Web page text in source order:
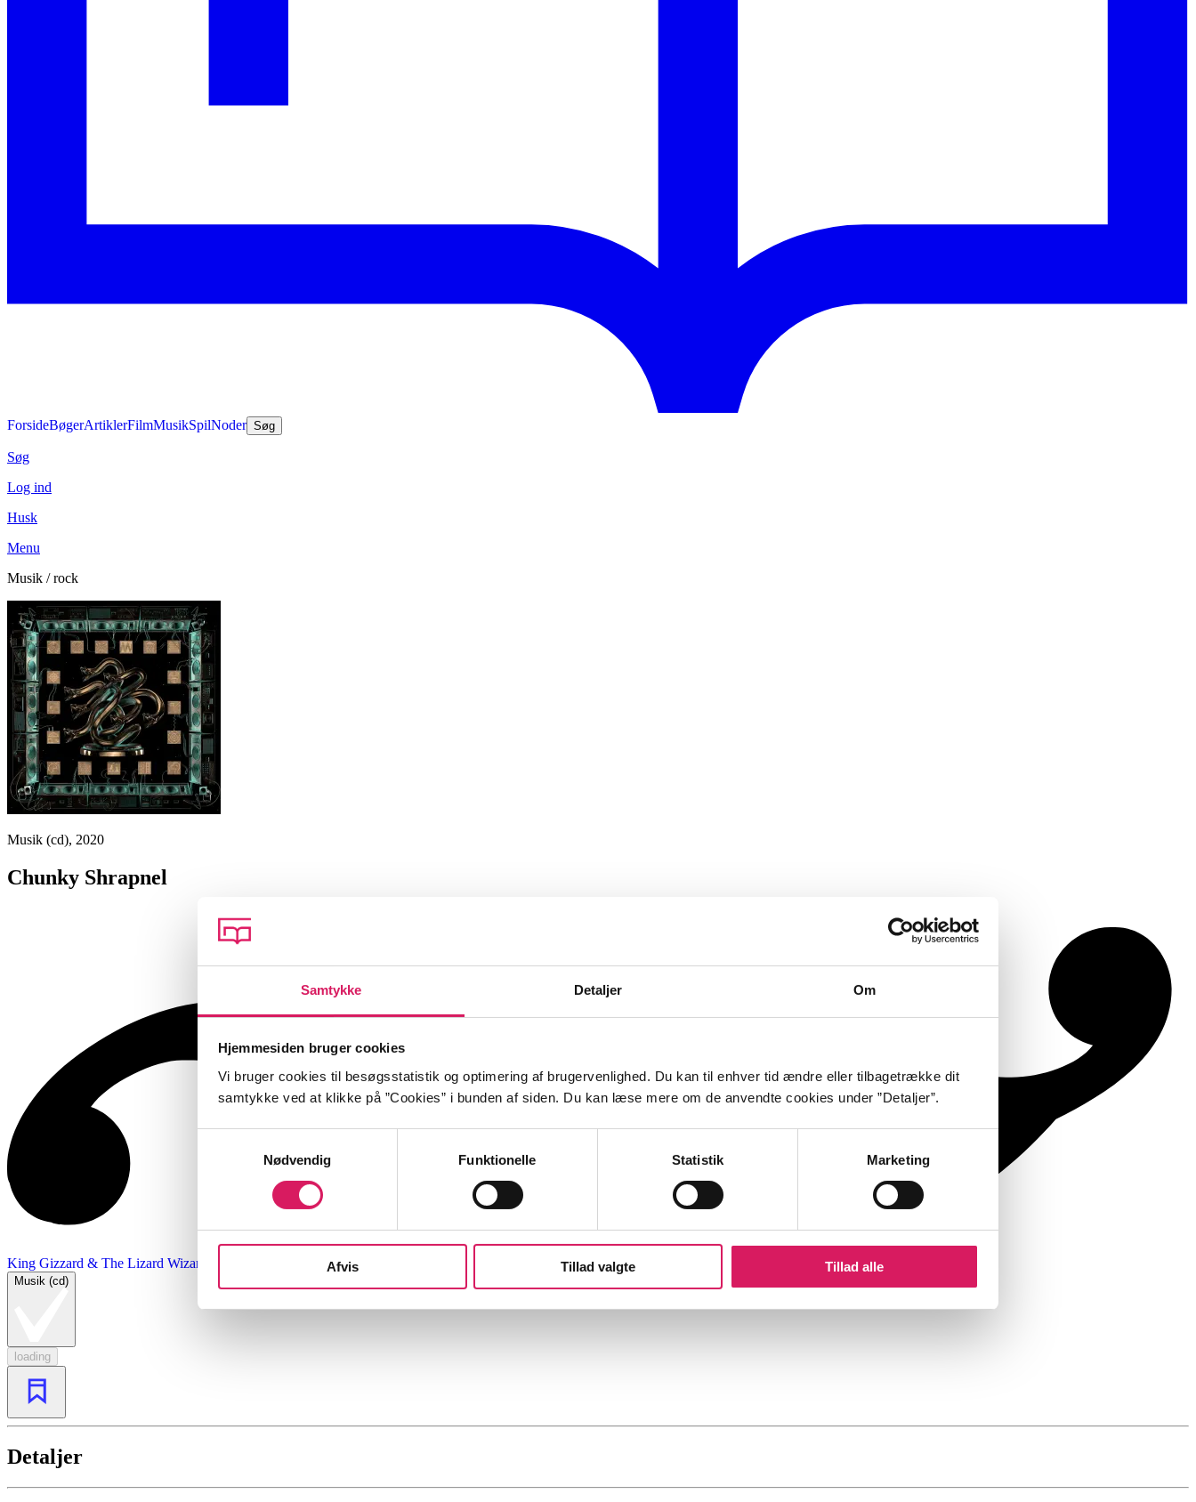
Samtykke Detaljer Om
Hjemmesiden bruger cookies
Vi bruger cookies til besøgsstatistik og optimering af brugervenlighed. Du kan til enhver tid ændre eller tilbagetrække dit
samtykke ved at klikke på ”Cookies” i bunden af siden. Du kan læse mere om de anvendte cookies under ”Detaljer”.
Nødvendig
Funktionelle Statistik Marketing
Afvis Tillad valgte Tillad alle
ForsideBøgerArtiklerFilmMusikSpilNoder Søg
Søg
Log ind
Husk
Menu
Musik / rock
Musik (cd), 2020
Chunky Shrapnel
King Gizzard & The Lizard Wizard
Musik (cd)
loading
Detaljer